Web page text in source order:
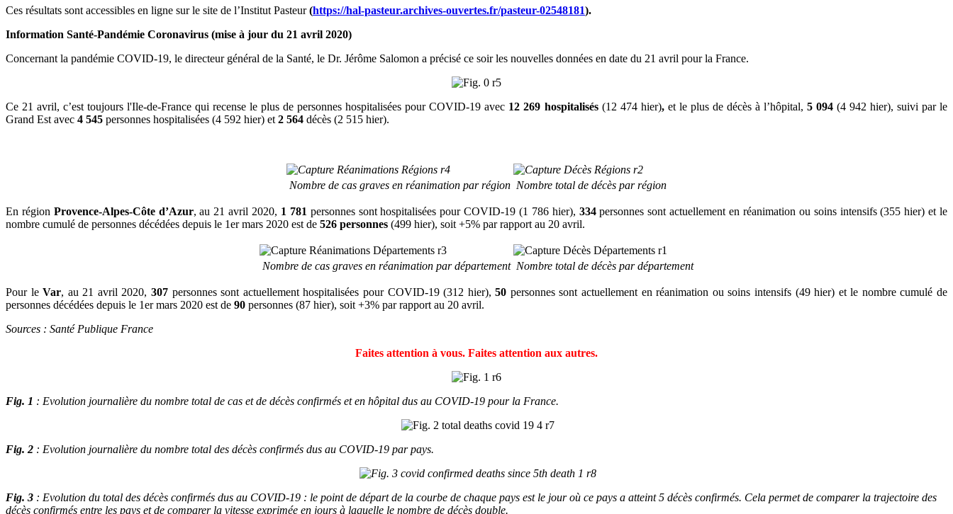
Ces résultats sont accessibles en ligne sur le site de l’Institut Pasteur(https://hal-pasteur.archives-ouvertes.fr/pasteur-02548181).
Information Santé-Pandémie Coronavirus (mise à jour du 21 avril 2020)
Concernant la pandémie COVID-19, le directeur général de la Santé, le Dr. Jérôme Salomon a précisé ce soir les nouvelles données en date du 21 avril pour la France.
Ce 21 avril, c’est toujours l'Ile-de-France qui recense le plus de personnes hospitalisées pour COVID-19 avec 12 269 hospitalisés (12 474 hier),et le plus de décès à l’hôpital, 5 094 (4 942 hier), suivi par le
Grand Est avec 4 545 personnes hospitalisées (4 592 hier) et 2 564 décès (2 515 hier).
Nombre de cas graves en réanimation par région Nombre total de décès par région
En région Provence-Alpes-Côte d’Azur, au 21 avril 2020, 1 781 personnes sont hospitalisées pour COVID-19 (1 786 hier), 334personnes sont actuellement en réanimation ou soins intensifs (355 hier) et le
nombre cumulé de personnes décédées depuis le 1er mars 2020 est de 526 personnes (499 hier), soit +5% par rapport au 20 avril.
Nombre de cas graves en réanimation par département Nombre total de décès par département
Pour leVar, au 21 avril 2020,307 personnes sont actuellement hospitalisées pour COVID-19 (312 hier),50 personnes sont actuellement en réanimation ou soins intensifs (49 hier) et le nombre cumulé de
personnes décédées depuis le 1er mars 2020 est de 90 personnes (87 hier), soit +3% par rapport au 20 avril.
Sources : Santé Publique France
Faites attention à vous. Faites attention aux autres.
Fig. 1 : Evolution journalière du nombre total de cas et de décès confirmés et en hôpital dus au COVID-19 pour la France.
Fig. 2 : Evolution journalière du nombre total des décès confirmés dus au COVID-19 par pays.
Fig. 3 : Evolution du total des décès confirmés dus au COVID-19 : le point de départ de la courbe de chaque pays est le jour où ce pays a atteint 5 décès confirmés. Cela permet de comparer la trajectoire des
décès confirmés entre les pays et de comparer la vitesse exprimée en jours à laquelle le nombre de décès double.